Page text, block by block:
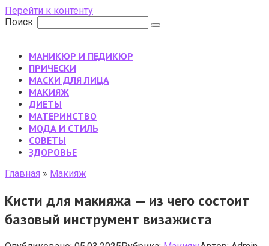
Перейти к контенту
Поиск:
МАНИКЮР И ПЕДИКЮР
ПРИЧЕСКИ
МАСКИ ДЛЯ ЛИЦА
МАКИЯЖ
ДИЕТЫ
МАТЕРИНСТВО
МОДА И СТИЛЬ
CОВЕТЫ
ЗДОРОВЬЕ
Главная » Макияж
Кисти для макияжа — из чего состоит
базовый инструмент визажиста